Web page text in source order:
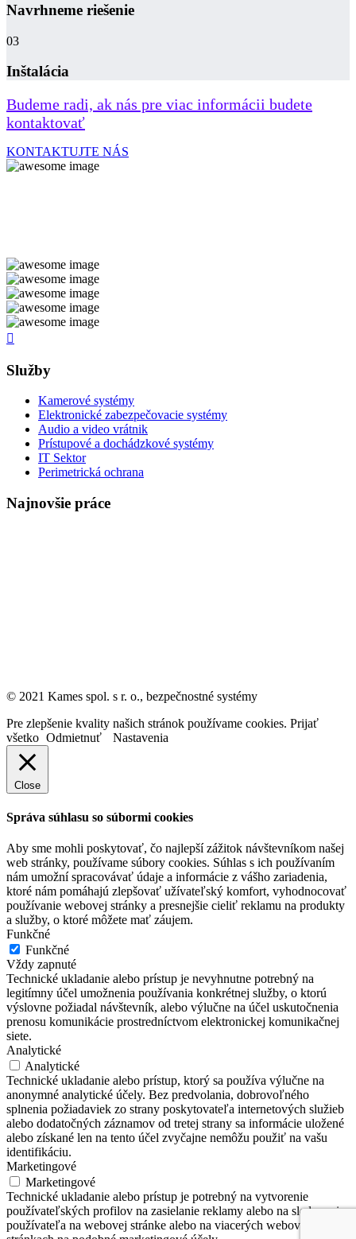
Navrhneme riešenie
03
Inštalácia
Budeme radi, ak nás pre viac informácii budete
kontaktovať
KONTAKTUJTE NÁS
Služby
Kamerové systémy
Elektronické zabezpečovacie systémy
Audio a video vrátnik
Prístupové a dochádzkové systémy
IT Sektor
Perimetrická ochrana
Najnovšie práce
© 2021 Kames spol. s r. o., bezpečnostné systémy
Pre zlepšenie kvality našich stránok používame cookies. Prijať
všetko Odmietnuť Nastavenia
Close
Správa súhlasu so súbormi cookies
Aby sme mohli poskytovať, čo najlepší zážitok návštevníkom našej
web stránky, používame súbory cookies. Súhlas s ich používaním
nám umožní spracovávať údaje a informácie z vášho zariadenia,
ktoré nám pomáhajú zlepšovať užívateľský komfort, vyhodnocovať
používanie webovej stránky a presnejšie cieliť reklamu na produkty
a služby, o ktoré môžete mať záujem.
Funkčné
Funkčné
Vždy zapnuté
Technické ukladanie alebo prístup je nevyhnutne potrebný na
legitímny účel umožnenia používania konkrétnej služby, o ktorú
výslovne požiadal návštevník, alebo výlučne na účel uskutočnenia
prenosu komunikácie prostredníctvom elektronickej komunikačnej
siete.
Analytické
Analytické
Technické ukladanie alebo prístup, ktorý sa používa výlučne na
anonymné analytické účely. Bez predvolania, dobrovoľného
splnenia požiadaviek zo strany poskytovateľa internetových služieb
alebo dodatočných záznamov od tretej strany sa informácie uložené
alebo získané len na tento účel zvyčajne nemôžu použiť na vašu
identifikáciu.
Marketingové
Marketingové
Technické ukladanie alebo prístup je potrebný na vytvorenie
používateľských profilov na zasielanie reklamy alebo na sledovanie
používateľa na webovej stránke alebo na viacerých webových